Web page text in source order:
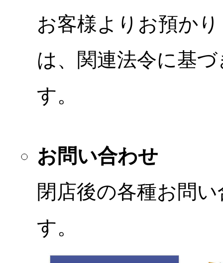
お客様よりお預か
は、関連法令に基
す。
お問い合わせ
閉店後の各種お問
す。